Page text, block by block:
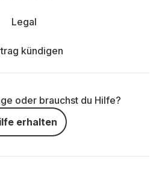
Legal
kündigen
oder brauchst du Hilfe?
erhalten